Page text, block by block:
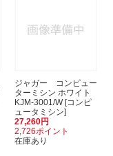
ジャガー コンピュー
ターミシン ホワイト
KJM-3001/W [コンピ
ュータミシン]
27,260円
2,726ポイント
在庫あり